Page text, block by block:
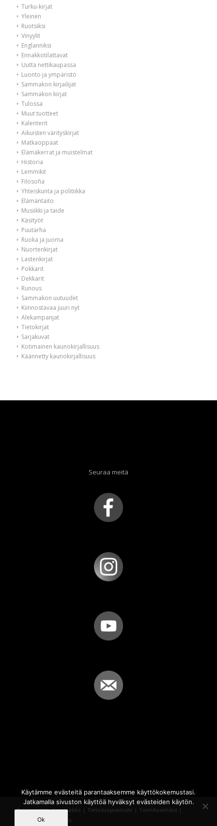
Turku-kirjat
Yleinen
Ruotsiksi
Vinyylit
Englanniksi
Ennakkotilattavat
Uutta nettikaupassa
Luonto ja ympäristö
Sammakon kirjailijat
Sammakon kirjat
Tulossa
Muut tuotteet
Kalenterit
Aikuisten värityskirjat
Matkaoppaat
Elämäkerrat ja muistelmat
Historia
Lemmikit
Filosofia
Yhteiskunta ja politiikka
Elämäntaito
Musiikki ja taide
Käsityöt
Puutarha
Ruoka ja juoma
Nuortenkirjat
Lastenkirjat
Pokkarit
Dekkarit
Runous
Sammakon uutuudet
Kiinnostavaa juuri nyt
Alekampanjat
Tietokirjat
Sarjakuvat
Kotimainen kaunokirjallisuus
Käännetty kaunokirjallisuus
Seuraa meitä
© Copyright - Sammakko | Tietosuojaseloste | Toimitusehdot |
Powered by
iQWebbi
Käytämme evästeitä parantaaksemme käyttökokemustasi.
Jatkamalla sivuston käyttöä hyväksyt evästeiden käytön.
Ok